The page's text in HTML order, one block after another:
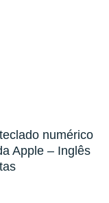
numérico
Apple – Inglês